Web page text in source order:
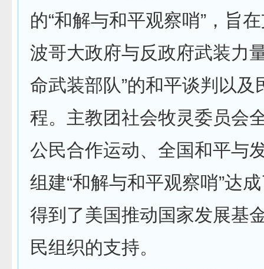
的“和解与和平观察哨”，旨
波哥大政府与反政府武装力
命武装部队”的和平谈判以及
程。主教团社会牧灵委员会
公民合作运动、全国和平与
组建“和解与和平观察哨”达
得到了美国推动国家发展基
民组织的支持。